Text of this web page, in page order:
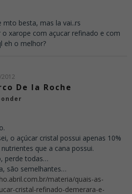
mto besta, mas la vai..rs
xarope com açucar refinado e com
eh o melhor?
De la Roche
o açúcar cristal possui apenas 10%
que a cana possui.
perde todas…
são semelhantes…
materia/quais-as-
cristal-refinado-demerara-e-